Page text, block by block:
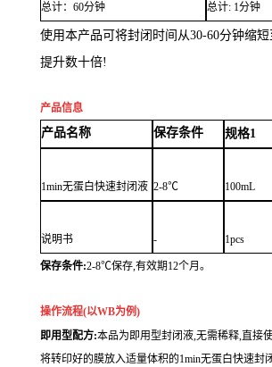
总计：60分钟 总计: 1分钟
使用本产品可将封闭时间从30-60分钟缩
提升数十倍!
产品信息
产品名称 保存条件 规格1
1min无蛋白快速封闭液 2-8℃ 100mL
说明书 - 1pcs
保存条件:2-8℃保存,有效期12个月。
操作流程(以WB为例)
即用型配方:本品为即用型封闭液,无需稀释,直接使
将转印好的膜放入适量体积的1min无蛋白快速封